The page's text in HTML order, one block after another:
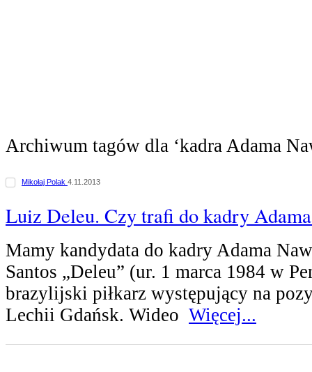
Archiwum tagów dla ‘kadra Adama
Mikołaj Polak 4.11.2013
Luiz Deleu. Czy trafi do kadry
Mamy kandydata do kadry Adama
Santos „Deleu” (ur. 1 marca 1984 w
brazylijski piłkarz występujący na
Lechii Gdańsk. Wideo Więcej...